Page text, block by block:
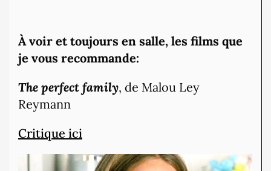
À voir et toujours en salle, les films que
je vous recommande:
The perfect family, de Malou Ley
Reymann
Critique ici